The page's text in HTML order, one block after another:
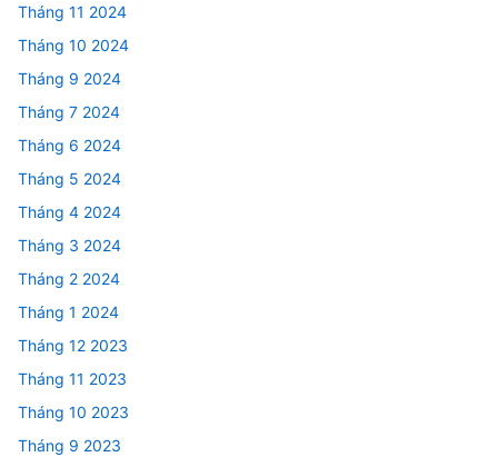
Tháng 11 2024
Tháng 10 2024
Tháng 9 2024
Tháng 7 2024
Tháng 6 2024
Tháng 5 2024
Tháng 4 2024
Tháng 3 2024
Tháng 2 2024
Tháng 1 2024
Tháng 12 2023
Tháng 11 2023
Tháng 10 2023
Tháng 9 2023